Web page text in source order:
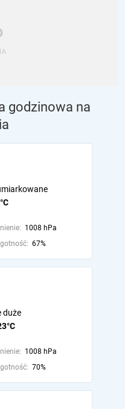
godzinowa na
1008 hPa
67%
duże
1008 hPa
70%